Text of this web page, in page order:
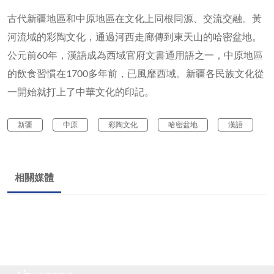
古代新疆地區和中原地區在文化上同根同源、交流交融。黃
河流域的彩陶文化，通過河西走廊傳到東天山的哈密盆地。
公元前60年，漢語成為西域官府文書通用語之一，中原地區
的飲食習慣在1700多年前，已風靡西域。新疆各民族文化從
一開始就打上了中華文化的印記。
新疆 中原 彩陶文化 哈密盆地 漢語
相關媒體